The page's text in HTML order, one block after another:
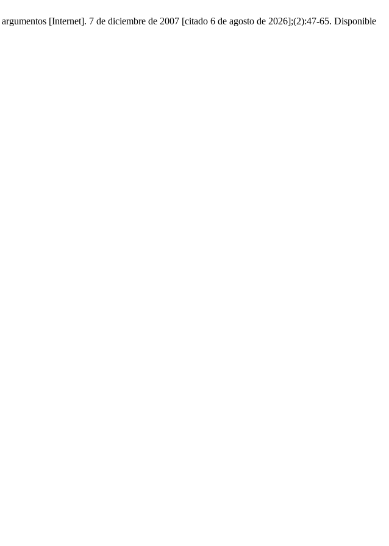
[Internet]. 7 de diciembre de 2007 [citado 6 de agosto de 2026];(2):47-65. Disponible